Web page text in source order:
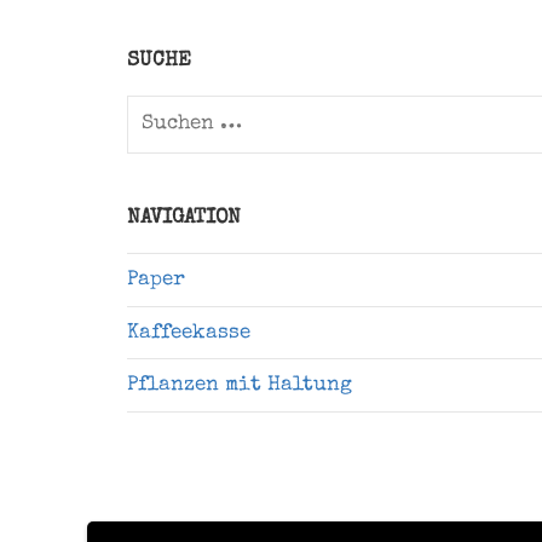
SUCHE
Suchen
NAVIGATION
Paper
Kaffeekasse
Pflanzen mit Haltung